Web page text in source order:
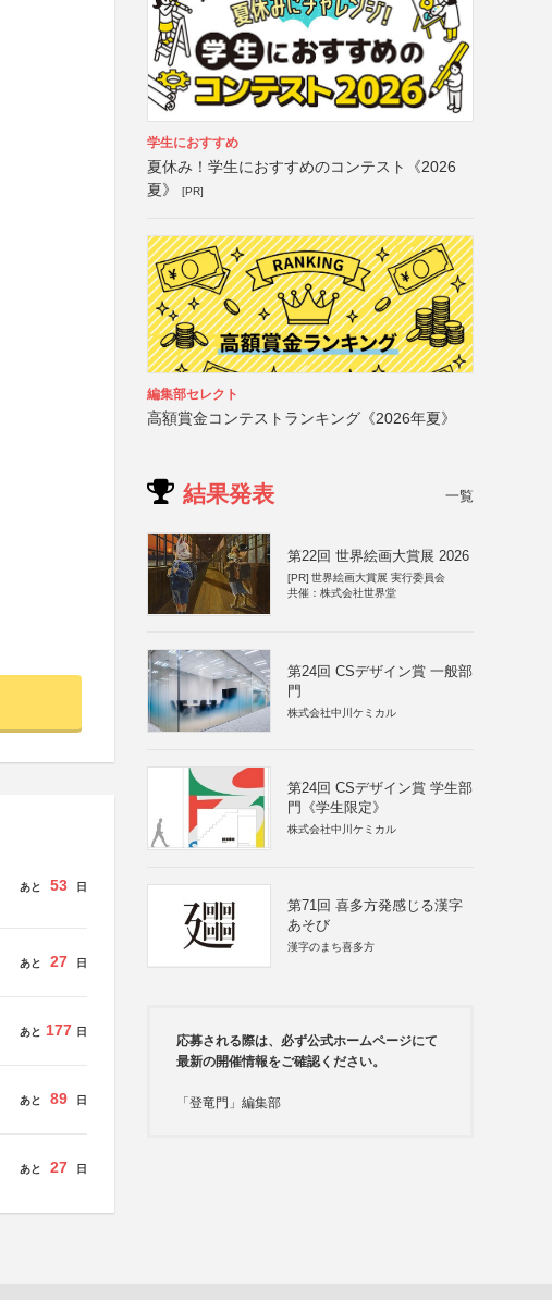
あと 53 日
あと 27 日
あと 177 日
あと 89 日
あと 27 日
学生におすすめ
夏休み！学生におすすめのコンテスト《2026
夏》
[PR]
編集部セレクト
高額賞金コンテストランキング《2026年夏》
結果発表 一覧
第22回 世界絵画大賞展 2026
[PR] 世界絵画大賞展 実行委員会
共催：株式会社世界堂
第24回 CSデザイン賞 一般部
門
株式会社中川ケミカル
第24回 CSデザイン賞 学生部
門《学生限定》
株式会社中川ケミカル
第71回 喜多方発感じる漢字
あそび
漢字のまち喜多方
応募される際は、必ず公式ホームページにて
最新の開催情報をご確認ください。
「登竜門」編集部